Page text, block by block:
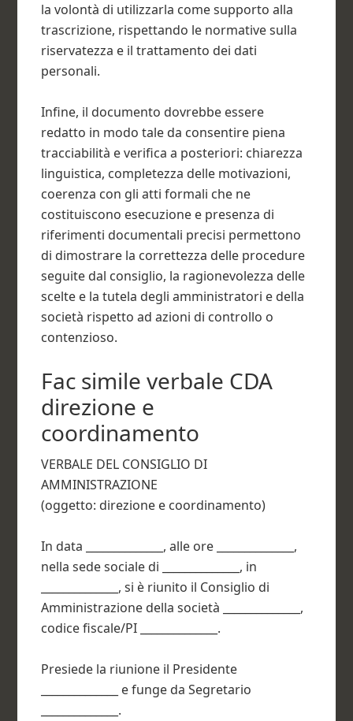
la volontà di utilizzarla come supporto alla
trascrizione, rispettando le normative sulla
riservatezza e il trattamento dei dati
personali.
Infine, il documento dovrebbe essere
redatto in modo tale da consentire piena
tracciabilità e verifica a posteriori: chiarezza
linguistica, completezza delle motivazioni,
coerenza con gli atti formali che ne
costituiscono esecuzione e presenza di
riferimenti documentali precisi permettono
di dimostrare la correttezza delle procedure
seguite dal consiglio, la ragionevolezza delle
scelte e la tutela degli amministratori e della
società rispetto ad azioni di controllo o
contenzioso.
Fac simile verbale CDA
direzione e
coordinamento​
VERBALE DEL CONSIGLIO DI
AMMINISTRAZIONE
(oggetto: direzione e coordinamento)
In data ______________, alle ore ______________,
nella sede sociale di ______________, in
______________, si è riunito il Consiglio di
Amministrazione della società ______________,
codice fiscale/PI ______________.
Presiede la riunione il Presidente
______________ e funge da Segretario
______________.